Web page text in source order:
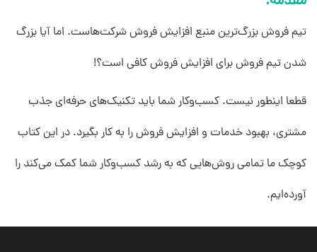
تیم فروش بزرگ‌ترین منبع افزایش فروش شرکت‌هاست. اما آیا بزرگ
شدن تیم فروش برای افزایش فروش کافی است؟!
قطعا اینطور نیست. کسب‌وکار شما باید تکنیک‌های حرفه‌ای جذب
مشتری، بهبود خدمات و افزایش فروش را به کار بگیرد. در این کتاب
کوچک ما تمامی روش‌هایی که به رشد کسب‌وکار شما کمک می‌کند را
آورده‌ایم.